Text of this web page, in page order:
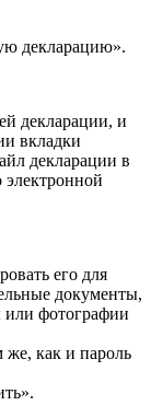
декларацию».
декларации, и
вкладки
декларации в
его для
документы,
или фотографии
же, как и пароль